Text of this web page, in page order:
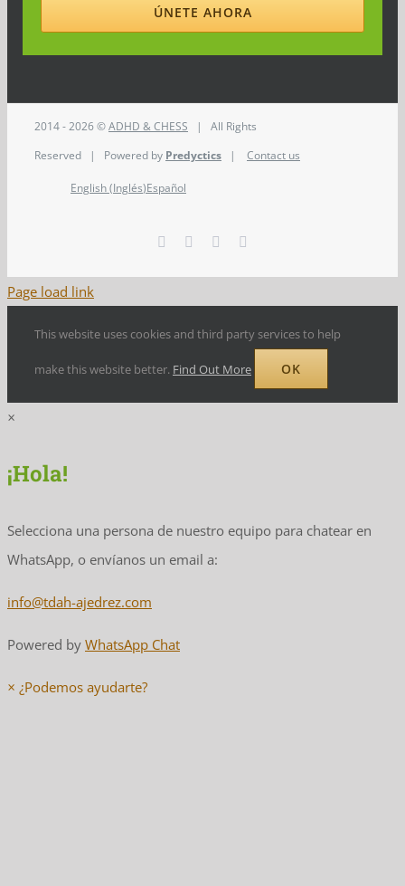
2014 - 2026 ©ADHD & CHESS | All Rights
Reserved | Powered by Predyctics | Contact us
English(Inglés)Español
Facebook
TwitterInstagram
Page load link
This website uses cookies and third party services to help
make this website better. Find Out More OK
×
¡Hola!
Selecciona una persona de nuestro equipo para chatear en
WhatsApp, o envíanos un email a:
info@tdah-ajedrez.com
Powered by WhatsApp Chat
× ¿Podemos ayudarte?